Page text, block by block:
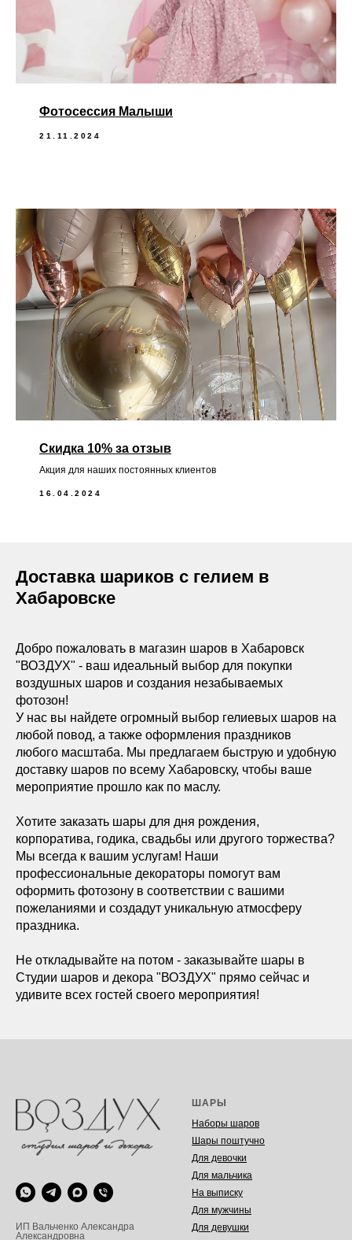
Фотосессия Малыши
21.11.2024
Скидка 10% за отзыв
Акция для наших постоянных клиентов
16.04.2024
Доставка шариков с гелием в
Хабаровске
Добро пожаловать в магазин шаров в Хабаровск
"ВОЗДУХ" - ваш идеальный выбор для покупки
воздушных шаров и создания незабываемых
фотозон!
У нас вы найдете огромный выбор гелиевых шаров на
любой повод, а также оформления праздников
любого масштаба. Мы предлагаем быструю и удобную
доставку шаров по всему Хабаровску, чтобы ваше
мероприятие прошло как по маслу.
Хотите заказать шары для дня рождения,
корпоратива, годика, свадьбы или другого торжества?
Мы всегда к вашим услугам! Наши
профессиональные декораторы помогут вам
оформить фотозону в соответствии с вашими
пожеланиями и создадут уникальную атмосферу
праздника.
Не откладывайте на потом - заказывайте шары в
Студии шаров и декора "ВОЗДУХ" прямо сейчас и
удивите всех гостей своего мероприятия!
ИП Вальченко Александра
Александровна
ШАРЫ
Наборы шаров
Шары поштучно
Для девочки
Для мальчика
На выписку
Для мужчины
Для девушки